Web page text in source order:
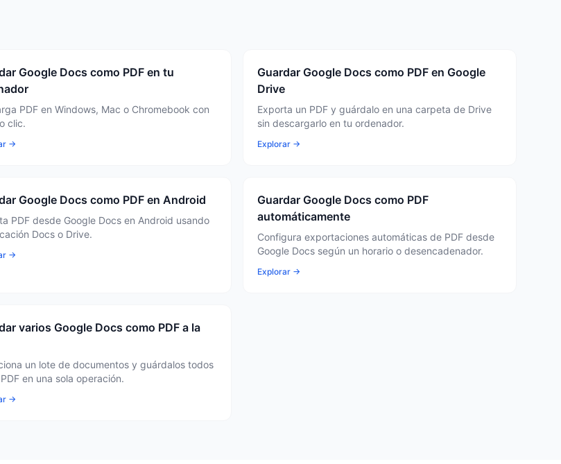
Google Docs como PDF en tu
PDF en Windows, Mac o Chromebook con
clic.
→
Guardar Google Docs como PDF en Google
Drive
Exporta un PDF y guárdalo en una carpeta de Drive
sin descargarlo en tu ordenador.
Explorar →
Google Docs como PDF en Android
PDF desde Google Docs en Android usando
Docs o Drive.
→
Guardar Google Docs como PDF
automáticamente
Configura exportaciones automáticas de PDF desde
Google Docs según un horario o desencadenador.
Explorar →
varios Google Docs como PDF a la
un lote de documentos y guárdalos todos
en una sola operación.
→